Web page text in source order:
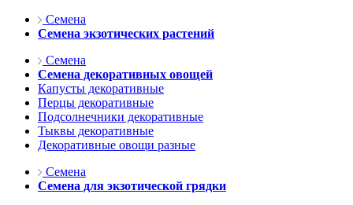
Семена
Семена экзотических растений
Семена
Семена декоративных овощей
Капусты декоративные
Перцы декоративные
Подсолнечники декоративные
Тыквы декоративные
Декоративные овощи разные
Семена
Семена для экзотической грядки